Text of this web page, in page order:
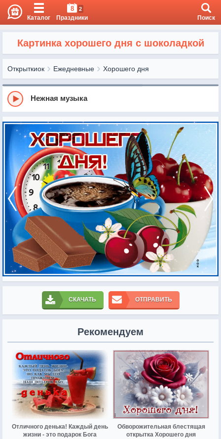
Каталог
8 2
Праздники Поиск
Картинка хорошего дня с шоколадкой
Открыткиок Ежедневные Хорошего дня
Нежная музыка
СКАЧАТЬ ОТПРАВИТЬ
Рекомендуем
Отличного денька! Каждый день
жизни - это подарок Бога
Обворожительная блестящая
открытка Хорошего дня